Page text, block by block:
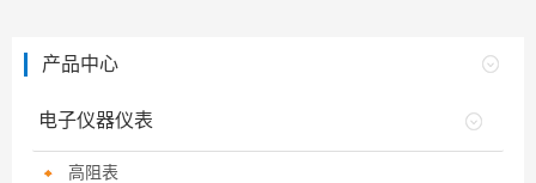
产品中心
电子仪器仪表
高阻表